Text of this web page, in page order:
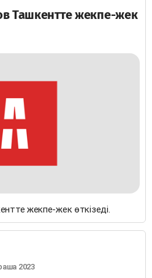
Ташкентте жекпе-жек
жекпе-жек өткізеді.
2023